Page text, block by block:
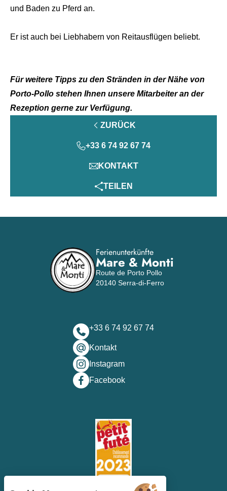
und Baden zu Pferd an.
Er ist auch bei Liebhabern von Reitausflügen beliebt.
Für weitere Tipps zu den Stränden in der Nähe von
Porto-Pollo stehen Ihnen unsere Mitarbeiter an der
Rezeption gerne zur Verfügung.
ZURÜCK
+33 6 74 92 67 74
KONTAKT
TEILEN
Ferienunterkünfte
Mare & Monti
Route de Porto Pollo
20140 Serra-di-Ferro
+33 6 74 92 67 74
Kontakt
Instagram
Facebook